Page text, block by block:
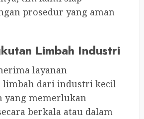
prosedur yang aman
Limbah Industri
layanan
limbah dari industri kecil
yang memerlukan
berkala atau dalam